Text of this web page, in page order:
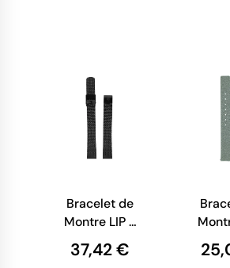
Bracelet de
Montre LIP -
Maille
Milanaise
37,42 €
Cuir